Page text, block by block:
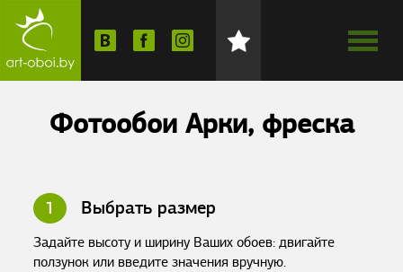
Фотообои Арки, фреска
1 Выбрать размер
Задайте высоту и ширину Ваших обоев: двигайте
ползунок или введите значения вручную.